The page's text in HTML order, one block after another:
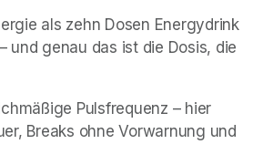
als zehn Dosen Energydrink
und genau das ist die Dosis, die
Pulsfrequenz – hier
Breaks ohne Vorwarnung und